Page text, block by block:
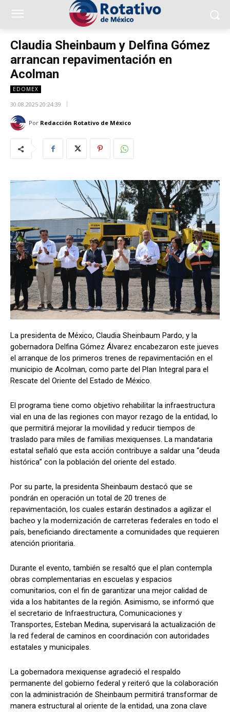
Claudia Sheinbaum y Delfina Gómez
arrancan repavimentación en
Acolman
EDOMEX
30.08.2025 20:24:39
Por Redacción Rotativo de México
La presidenta de México, Claudia Sheinbaum Pardo, y la
gobernadora Delfina Gómez Álvarez encabezaron este jueves
el arranque de los primeros trenes de repavimentación en el
municipio de Acolman, como parte del Plan Integral para el
Rescate del Oriente del Estado de México.
El programa tiene como objetivo rehabilitar la infraestructura
vial en una de las regiones con mayor rezago de la entidad, lo
que permitirá mejorar la movilidad y reducir tiempos de
traslado para miles de familias mexiquenses. La mandataria
estatal señaló que esta acción contribuye a saldar una “deuda
histórica” con la población del oriente del estado.
Por su parte, la presidenta Sheinbaum destacó que se
pondrán en operación un total de 20 trenes de
repavimentación, los cuales estarán destinados a agilizar el
bacheo y la modernización de carreteras federales en todo el
país, beneficiando directamente a comunidades que requieren
atención prioritaria.
Durante el evento, también se resaltó que el plan contempla
obras complementarias en escuelas y espacios
comunitarios, con el fin de garantizar una mejor calidad de
vida a los habitantes de la región. Asimismo, se informó que
el secretario de Infraestructura, Comunicaciones y
Transportes, Esteban Medina, supervisará la actualización de
la red federal de caminos en coordinación con autoridades
estatales y municipales.
La gobernadora mexiquense agradeció el respaldo
permanente del gobierno federal y reiteró que la colaboración
con la administración de Sheinbaum permitirá transformar de
manera estructural al oriente de la entidad, una zona clave